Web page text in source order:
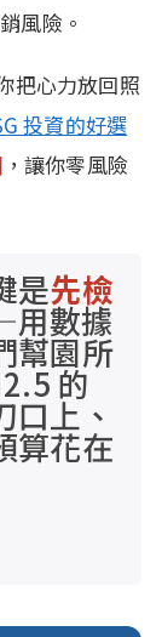
風險。
把心力放回照
投資的好選
，讓你零風險
是先檢
數據
幫園所
的
上、
算花在